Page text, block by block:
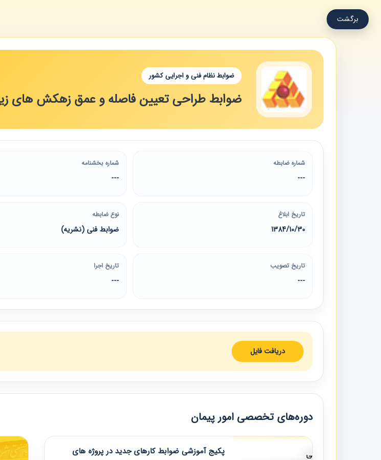
برگشت
ضوابط نظام فنی و اجرایی کشور
ضوابط طراحی تعیین فاصله و عمق زهکش های
شماره ضابطه
---
شماره بخشنامه
---
تاریخ ابلاغ
1384/10/30
نوع ضابطه
ضوابط فنی (نشریه)
تاریخ تصویب
---
تاریخ اجرا
---
دریافت فایل
دوره‌های تخصصی امور پیمان
پکیج آموزشی ضوابط کارهای جدید در پروژه های